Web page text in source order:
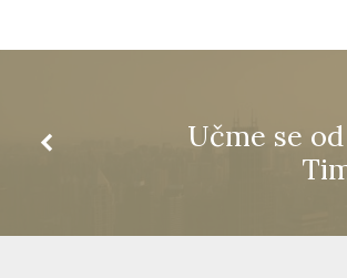
Učme se